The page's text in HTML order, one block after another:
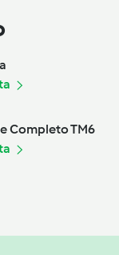
Completo TM6